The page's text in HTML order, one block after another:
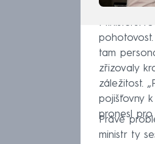
tam
zřizovaly
záležitost.
pojišťovny
pronesl pro
Právě
ministr ty